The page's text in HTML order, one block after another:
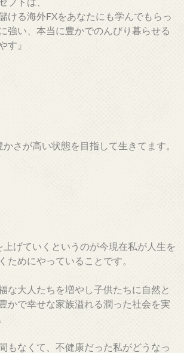
プトは、
ける海外FXをあなたにも学んでもらっ
強い、本当に豊かでのんびり暮らせる
す』
さが高い状態を目指して生きてます。
上げていくというのが今現在私が人生を
ためにやっていることです。
な大人たちを増やし子供たちに自然と
かで幸せな家族溢れる潤った社会を実
もなくて、不健康だった私がどうなっ